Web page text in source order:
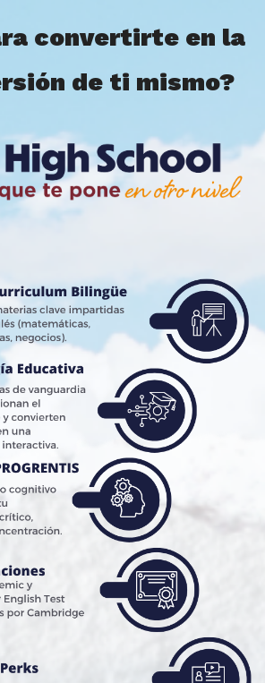
convertirte en la
de ti mismo?